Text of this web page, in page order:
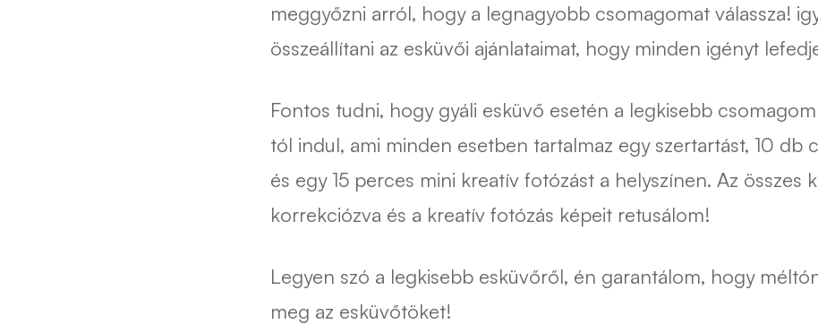
meggyőzni arról, hogy a legnagyobb csomagomat válassza!
összeállítani az esküvői ajánlataimat, hogy minden igényt
Fontos tudni, hogy gyáli esküvő esetén a legkisebb
tól indul, ami minden esetben tartalmaz egy szertartást, 10 db
és egy 15 perces mini kreatív fotózást a helyszínen. Az összes
korrekciózva és a kreatív fotózás képeit retusálom!
Legyen szó a legkisebb esküvőről, én garantálom, hogy
meg az esküvőtöket!